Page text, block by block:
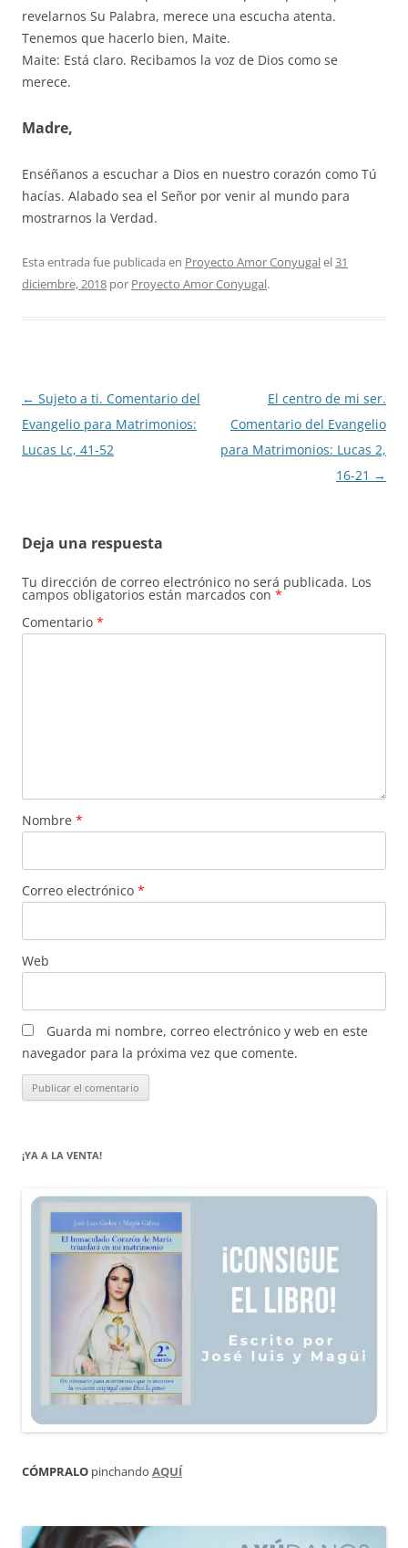
revelarnos Su Palabra, merece una escucha atenta.
Tenemos que hacerlo bien, Maite.
Maite: Está claro. Recibamos la voz de Dios como se
merece.
Madre,
Enséñanos a escuchar a Dios en nuestro corazón como Tú
hacías. Alabado sea el Señor por venir al mundo para
mostrarnos la Verdad.
Esta entrada fue publicada en Proyecto Amor Conyugalel31
diciembre, 2018 por Proyecto Amor Conyugal.
Navegación
de
entradas
← Sujeto a ti. Comentario del
Evangelio para Matrimonios:
Lucas Lc, 41-52
El centro de mi ser.
Comentario del Evangelio
para Matrimonios: Lucas 2,
16-21 →
Deja una respuesta
Tu dirección de correo electrónico no será publicada. Los
campos obligatorios están marcados con *
Comentario *
Nombre *
Correo electrónico *
Web
Guarda mi nombre, correo electrónico y web en este
navegador para la próxima vez que comente.
¡YA A LA VENTA!
CÓMPRALO pinchando AQUÍ